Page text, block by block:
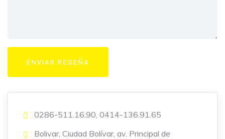
0286-511.16.90, 0414-136.91.65
Bolivar, Ciudad Bolívar, av. Principal de